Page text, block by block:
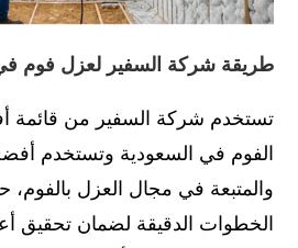
طريقة شركة السفير لعزل فوم
تستخدم شركة السفير من
الفوم في السعودية وتستخدم
والمتبعة في مجال العزل
الخطوات الدقيقة لضمان تحقيق